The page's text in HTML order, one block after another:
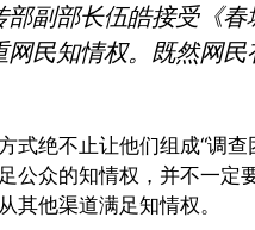
部副部长伍皓接受《
网民知情权。既然网
式绝不止让他们组成“调
公众的知情权，并不一定
其他渠道满足知情权。